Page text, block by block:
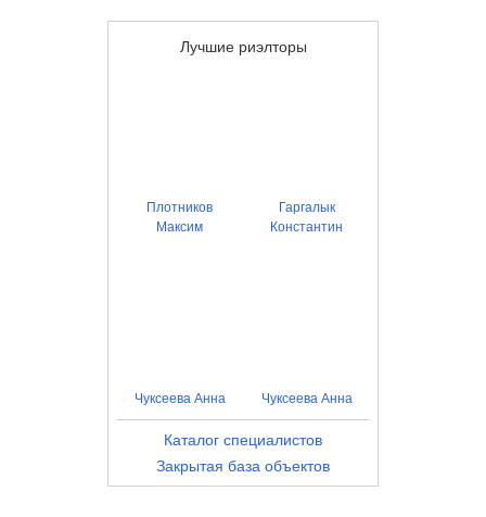
Лучшие риэлторы
Плотников
Максим
Гаргалык
Константин
Чуксеева Анна Чуксеева Анна
Каталог специалистов
Закрытая база объектов